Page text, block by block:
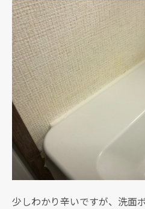
少しわかり辛いですが、洗面